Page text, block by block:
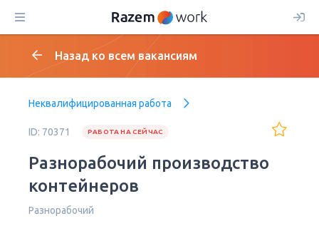
Назад ко всем вакансиям
Неквалифицированная работа
ID: 70371 РАБОТА НА СЕЙЧАС
Разнорабочий производство
контейнеров
Разнорабочий